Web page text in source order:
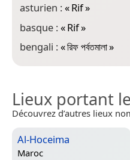
asturien :«Rif»
basque :«Rif»
bengali :«রিফ পর্বতমালা»
Lieux portant
Découvrez d’autres lieux
Al-Hoceima
Maroc